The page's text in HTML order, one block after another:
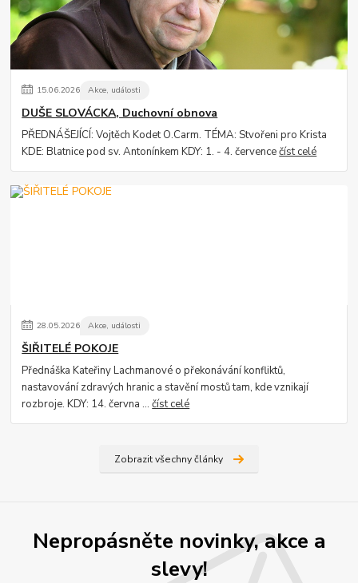
15.06.2026 Akce, události
DUŠE SLOVÁCKA, Duchovní obnova
PŘEDNÁŠEJÍCÍ: Vojtěch Kodet O.Carm. TÉMA: Stvořeni pro Krista
KDE: Blatnice pod sv. Antonínkem KDY: 1. - 4. červencečíst celé
28.05.2026 Akce, události
ŠIŘITELÉ POKOJE
Přednáška Kateřiny Lachmanové o překonávání konfliktů,
nastavování zdravých hranic a stavění mostů tam, kde vznikají
rozbroje. KDY: 14. června ...číst celé
Zobrazit všechny články
Nepropásněte novinky, akce a
slevy!